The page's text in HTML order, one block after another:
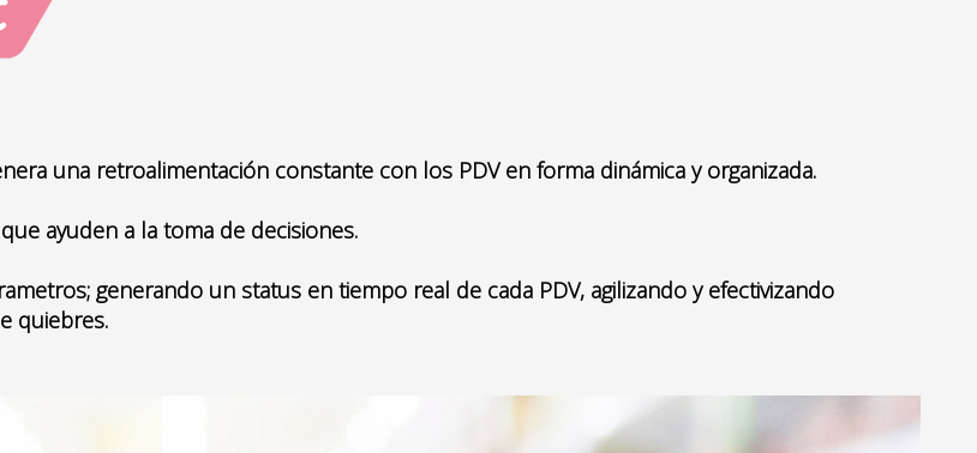
una retroalimentación constante con los PDV en forma dinámica y organizada.
ayuden a la toma de decisiones.
generando un status en tiempo real de cada PDV, agilizando y efectivizando
quiebres.